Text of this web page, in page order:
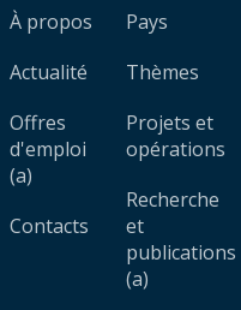
À propos
Actualité
Offres
d'emploi
(a)
Contacts
Pays
Thèmes
Projets et
opérations
Recherche
et
publications
(a)